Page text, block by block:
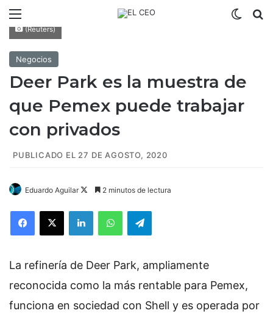
(Reuters)
Negocios
Deer Park es la muestra de
que Pemex puede trabajar
con privados
PUBLICADO EL 27 DE AGOSTO, 2020
Eduardo Aguilar
l
w
X
2 minutos de lectura
La refinería de Deer Park, ampliamente
reconocida como la más rentable para Pemex,
funciona en sociedad con Shell y es operada por